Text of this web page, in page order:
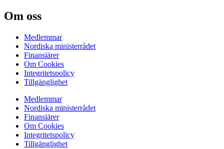
Om oss
Medlemmar
Nordiska ministerrådet
Finansiärer
Om Cookies
Integritetspolicy
Tillgänglighet
Medlemmar
Nordiska ministerrådet
Finansiärer
Om Cookies
Integritetspolicy
Tillgänglighet